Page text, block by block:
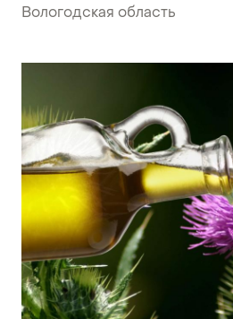
•Вологодская область